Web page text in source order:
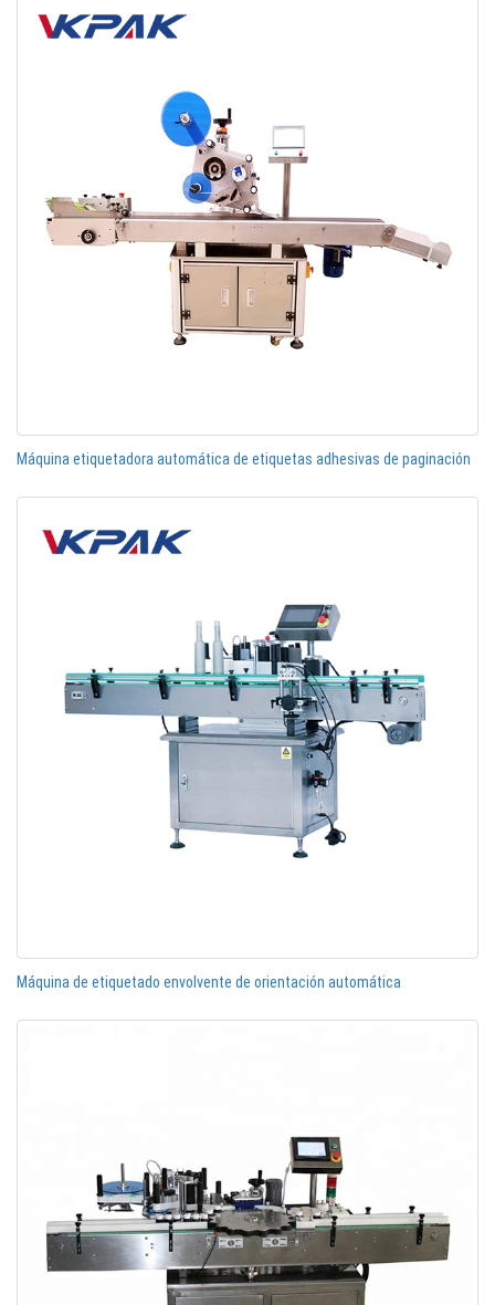
Máquina etiquetadora automática de etiquetas adhesivas de paginación
Máquina de etiquetado envolvente de orientación automática